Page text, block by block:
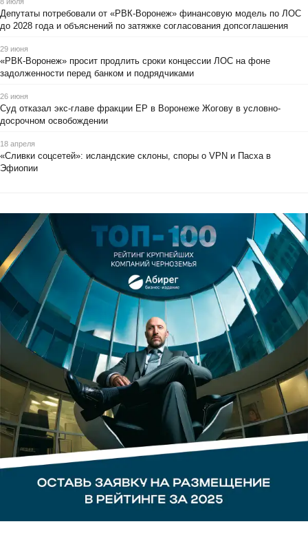
Депутаты потребовали от «РВК-Воронеж» финансовую модель по ЛОС
до 2028 года и объяснений по затяжке согласования допсоглашения
29 июня
«РВК-Воронеж» просит продлить сроки концессии ЛОС на фоне
задолженности перед банком и подрядчиками
26 июня
Суд отказал экс-главе фракции ЕР в Воронеже Жогову в условно-
досрочном освобождении
18 апреля
«Сливки соцсетей»: исландские склоны, споры о VPN и Пасха в
Эфиопии